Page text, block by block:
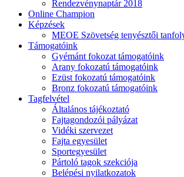
Rendezvénynaptár 2018
Online Champion
Képzések
MEOE Szövetség tenyésztői
Támogatóink
Gyémánt fokozat támogatóink
Arany fokozatú támogatóink
Ezüst fokozatú támogatóink
Bronz fokozatú támogatóink
Tagfelvétel
Általános tájékoztató
Fajtagondozói pályázat
Vidéki szervezet
Fajta egyesület
Sportegyesület
Pártoló tagok szekciója
Belépési nyilatkozatok